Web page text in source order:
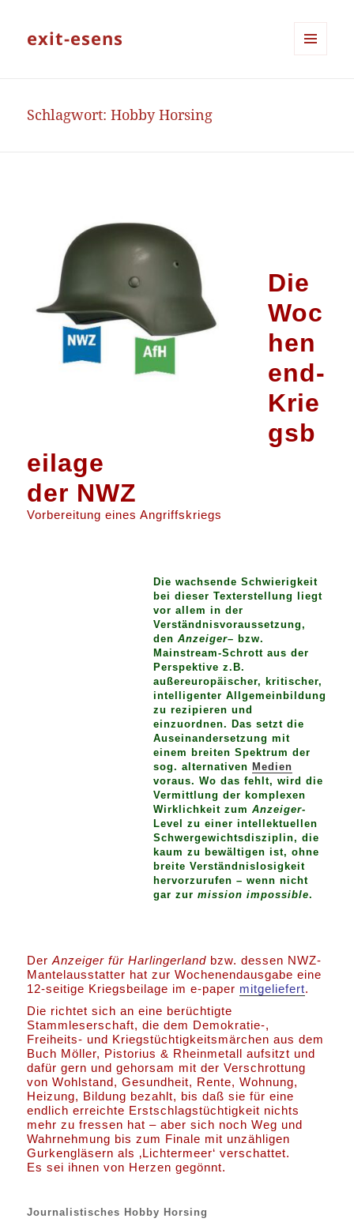
exit-esens
Schlagwort:Hobby Horsing
Die
Woc
hen
end-
Krie
gsb
eilage
der NWZ
Vorbereitung eines Angriffskriegs
Die wachsende Schwierigkeit
bei dieser Texterstellung liegt
vor allem in der
Verständnisvoraussetzung,
denAnzeiger– bzw.
Mainstream-Schrott aus der
Perspektive z.B.
außereuropäischer, kritischer,
intelligenter Allgemeinbildung
zu rezipieren und
einzuordnen. Das setzt die
Auseinandersetzung mit
einem breiten Spektrum der
sog. alternativen Medien
voraus. Wo das fehlt, wird die
Vermittlung der komplexen
Wirklichkeit zumAnzeiger-
Level zu einer intellektuellen
Schwergewichtsdisziplin, die
kaum zu bewältigen ist, ohne
breite Verständnislosigkeit
hervorzurufen – wenn nicht
gar zurmission impossible.
DerAnzeiger für Harlingerland bzw. dessen NWZ-
Mantelausstatter hat zur Wochenendausgabe eine
12-seitige Kriegsbeilage im e-paper mitgeliefert.
Die richtet sich an eine berüchtigte
Stammleserschaft, die dem Demokratie-,
Freiheits- und Kriegstüchtigkeitsmärchen aus dem
Buch Möller, Pistorius & Rheinmetall aufsitzt und
dafür gern und gehorsam mit der Verschrottung
von Wohlstand, Gesundheit, Rente, Wohnung,
Heizung, Bildung bezahlt, bis daß sie für eine
endlich erreichte Erstschlagstüchtigkeit nichts
mehr zu fressen hat – aber sich noch Weg und
Wahrnehmung bis zum Finale mit unzähligen
Gurkengläsern als ‚Lichtermeer‘ verschattet.
Es sei ihnen von Herzen gegönnt.
Journalistisches Hobby Horsing